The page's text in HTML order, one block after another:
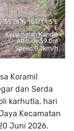
Koramil
dan Serda
karhutla, hari
Kecamatan
Juni 2026.